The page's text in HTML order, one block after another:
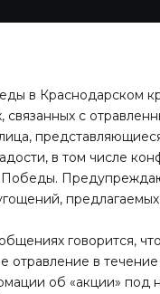
в Краснодарском
связанных с
в том числе
говорится,
отравление в
об «акции» под